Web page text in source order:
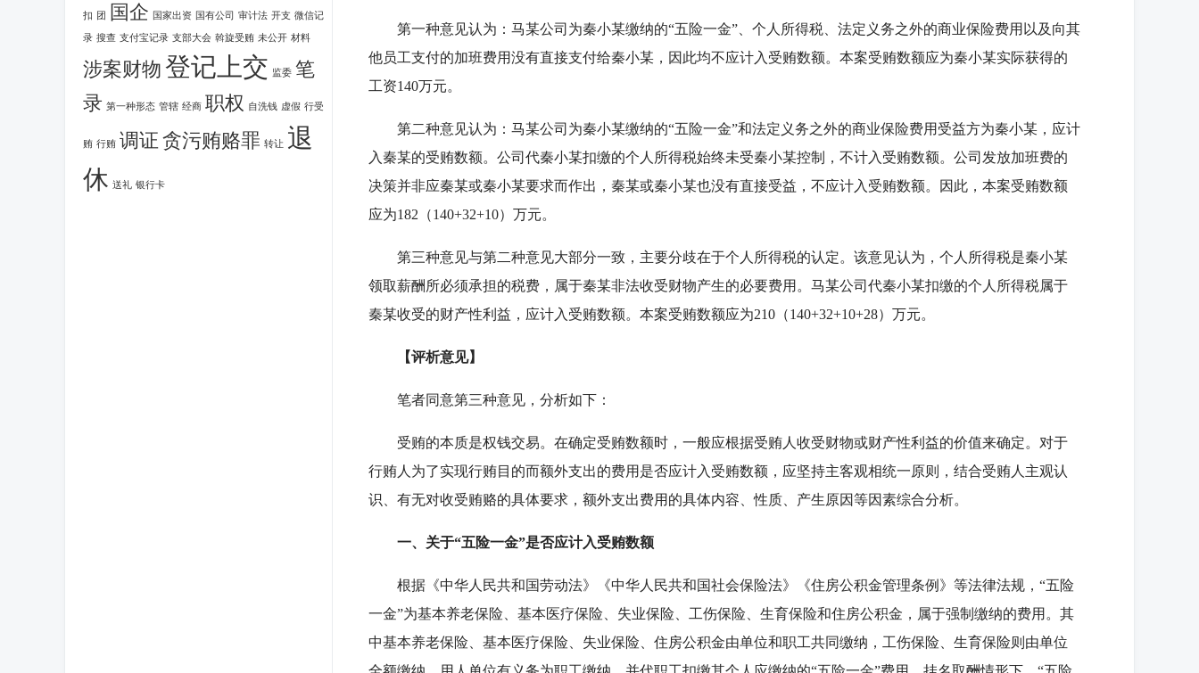
扣 团 国企 国家出资 国有公司 审计法 开支 微信记
录 搜查 支付宝记录 支部大会 斡旋受贿 未公开 材料
涉案财物登记上交 监委 笔
录 第一种形态 管辖 经商 职权 自洗钱 虚假 行受
贿 行贿 调证贪污贿赂罪 转让 退
休 送礼 银行卡
第一种意见认为：马某公司为秦小某缴纳的“五险一金”、个人所得税、法定义务之外的商业保险费用以及向其
他员工支付的加班费用没有直接支付给秦小某，因此均不应计入受贿数额。本案受贿数额应为秦小某实际获得的
工资140万元。
第二种意见认为：马某公司为秦小某缴纳的“五险一金”和法定义务之外的商业保险费用受益方为秦小某，应计
入秦某的受贿数额。公司代秦小某扣缴的个人所得税始终未受秦小某控制，不计入受贿数额。公司发放加班费的
决策并非应秦某或秦小某要求而作出，秦某或秦小某也没有直接受益，不应计入受贿数额。因此，本案受贿数额
应为182（140+32+10）万元。
第三种意见与第二种意见大部分一致，主要分歧在于个人所得税的认定。该意见认为，个人所得税是秦小某
领取薪酬所必须承担的税费，属于秦某非法收受财物产生的必要费用。马某公司代秦小某扣缴的个人所得税属于
秦某收受的财产性利益，应计入受贿数额。本案受贿数额应为210（140+32+10+28）万元。
【评析意见】
笔者同意第三种意见，分析如下：
受贿的本质是权钱交易。在确定受贿数额时，一般应根据受贿人收受财物或财产性利益的价值来确定。对于
行贿人为了实现行贿目的而额外支出的费用是否应计入受贿数额，应坚持主客观相统一原则，结合受贿人主观认
识、有无对收受贿赂的具体要求，额外支出费用的具体内容、性质、产生原因等因素综合分析。
一、关于“五险一金”是否应计入受贿数额
根据《中华人民共和国劳动法》《中华人民共和国社会保险法》《住房公积金管理条例》等法律法规，“五险
一金”为基本养老保险、基本医疗保险、失业保险、工伤保险、生育保险和住房公积金，属于强制缴纳的费用。其
中基本养老保险、基本医疗保险、失业保险、住房公积金由单位和职工共同缴纳，工伤保险、生育保险则由单位